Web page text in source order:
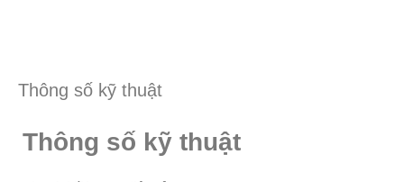
Thông số kỹ thuật
Thông số kỹ thuật